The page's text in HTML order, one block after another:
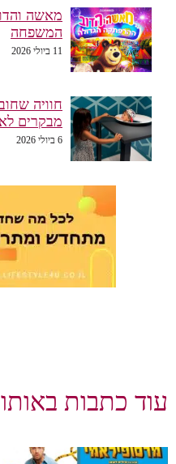
מאשה
המשפחה
11 ביולי 2026
חוויה
מבקרים
6 ביולי 2026
כתבות באותו